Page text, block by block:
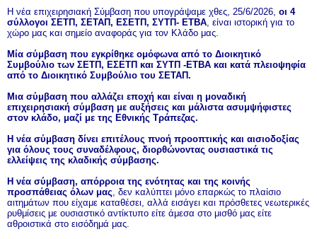
Η νέα επιχειρησιακή Σύμβαση που υπογράψαμε χθες, 25/6/2026, οι 4
σύλλογοι ΣΕΤΠ, ΣΕΤΑΠ, ΕΣΕΤΠ, ΣΥΤΠ- ΕΤΒΑ, είναι ιστορική για το
χώρο μας και σημείο αναφοράς για τον Κλάδο μας.
Μία σύμβαση που εγκρίθηκε ομόφωνα από το Διοικητικό
Συμβούλιο των ΣΕΤΠ, ΕΣΕΤΠ και ΣΥΤΠ -ΕΤΒΑ και κατά πλειοψηφία
από το Διοικητικό Συμβούλιο του ΣΕΤΑΠ.
Μια σύμβαση που αλλάζει εποχή και είναι η μοναδική
επιχειρησιακή σύμβαση με αυξήσεις και μάλιστα ασυμψήφιστες
στον κλάδο, μαζί με της Εθνικής Τράπεζας.
Η νέα σύμβαση δίνει επιτέλους πνοή προοπτικής και αισιοδοξίας
για όλους τους συναδέλφους, διορθώνοντας ουσιαστικά τις
ελλείψεις της κλαδικής σύμβασης.
Η νέα σύμβαση, απόρροια της ενότητας και της κοινής
προσπάθειας όλων μας, δεν καλύπτει μόνο επαρκώς το πλαίσιο
αιτημάτων που είχαμε καταθέσει, αλλά εισάγει και πρόσθετες νεωτερικές
ρυθμίσεις με ουσιαστικό αντίκτυπο είτε άμεσα στο μισθό μας είτε
αθροιστικά στο εισόδημά μας.